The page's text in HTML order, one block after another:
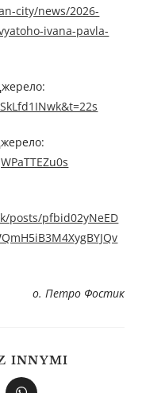
city/news/2026-
ivana-pavla-
posts/pfbid02yNeED
о. Петро Фостик
INNYMI